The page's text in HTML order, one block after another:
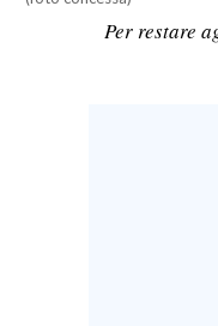
Per restare